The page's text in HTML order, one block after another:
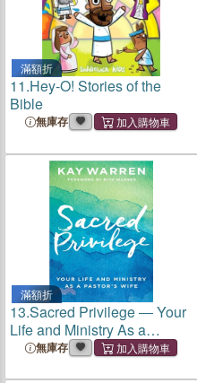
滿額折
11.Hey-O! Stories of the
Bible
無庫存
滿額折
13.Sacred Privilege ― Your
Life and Ministry As a
Pastor's Wife
無庫存